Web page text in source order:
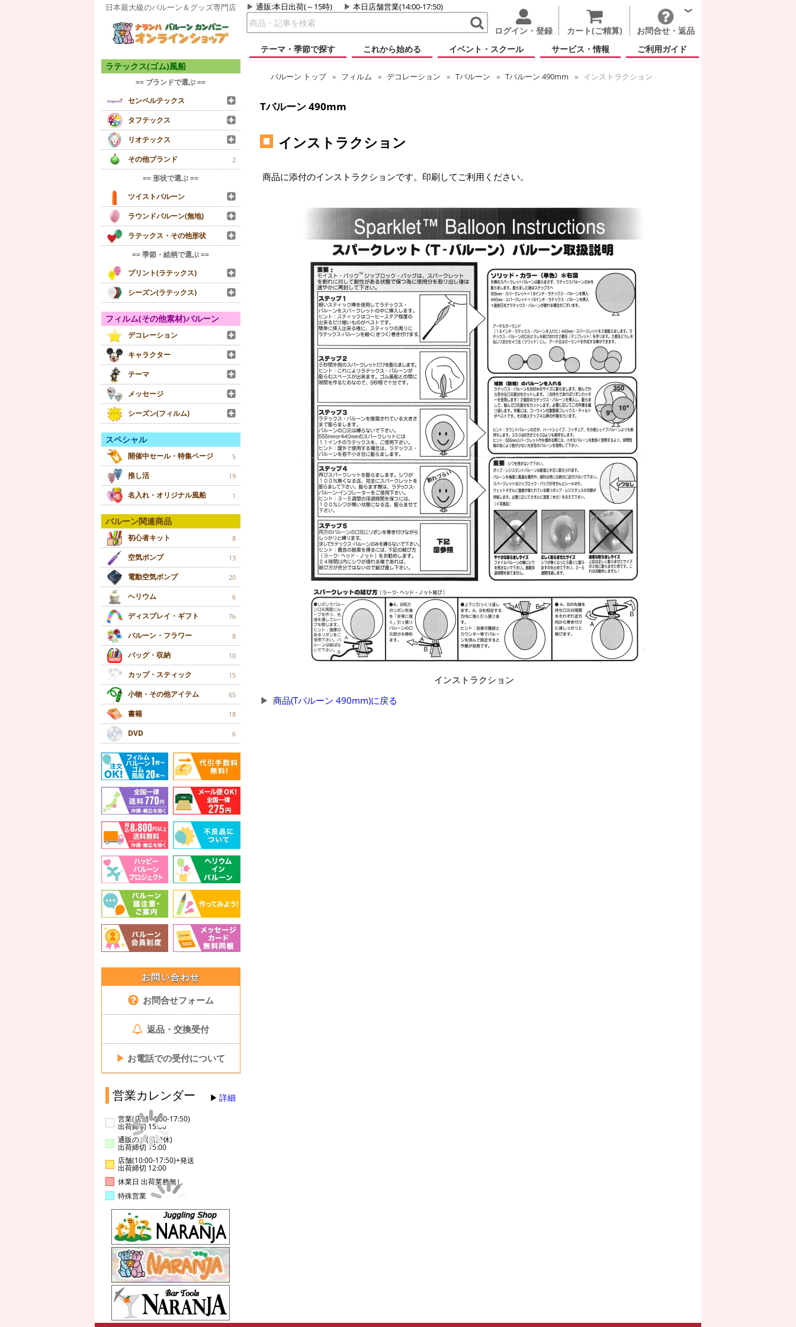
日本最大級のバルーン＆グッズ専門店 通販:本日出荷(～15時) 本日店舗営業(14:00-17:50)
ログイン・登録 カート(ご精算)
お問合せ・返品
テーマ・季節で探す
これから始める イベント・スクール サービス・情報 ご利用ガイド
ラテックス(ゴム)風船
== ブランドで選ぶ ==
センペルテックス
タフテックス
リオテックス
その他ブランド
2
== 形状で選ぶ ==
ツイストバルーン
ラウンドバルーン(無地)
ラテックス・その他形状
== 季節・絵柄で選ぶ ==
プリント(ラテックス)
シーズン(ラテックス)
フィルム(その他素材)バルーン
デコレーション
キャラクター
テーマ
メッセージ
シーズン(フィルム)
スペシャル
開催中セール・特集ページ 5
推し活 19
名入れ・オリジナル風船 1
バルーン関連商品
初心者キット 8
空気ポンプ 13
電動空気ポンプ 20
ヘリウム 6
ディスプレイ・ギフト 76
バルーン・フラワー 8
バッグ・収納 10
カップ・スティック 15
小物・その他アイテム 65
書籍 18
DVD 6
お問い合わせ
お問合せフォーム
返品・交換受付
▶ お電話での受付について
営業カレンダー 詳細
営業(店舗14:00-17:50)
出荷締切 15:00
通販のみ(店舗休)
出荷締切 15:00
店舗(10:00-17:50)+発送
出荷締切 12:00
休業日 出荷業務無し
特殊営業
バルーン トップ フィルム デコレーション Tバルーン Tバルーン 490mm インストラクション
Tバルーン 490mm
インストラクション
商品に添付のインストラクションです。印刷してご利用ください。
インストラクション
商品(Tバルーン 490mm)に戻る